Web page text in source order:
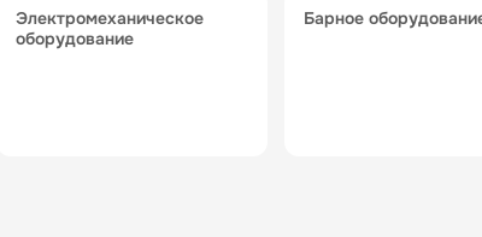
электромеханическое
оборудование
барное